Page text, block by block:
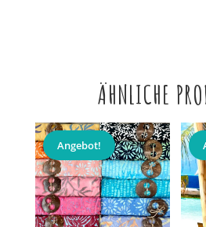
ÄHNLICHE
Angebot!